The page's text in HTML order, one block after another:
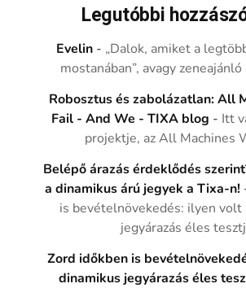
Legutóbbi
Evelin - „Dalok, amiket a
mostanában”, avagy
Robosztus és zabolázatlan: All
Fail - And We - TIXA blog - Itt
projektje, az All Machines
Belépő árazás érdeklődés
a dinamikus árú jegyek a Tixa-n!
is bevételnövekedés: ilyen volt
jegyárazás éles
Zord időkben is
dinamikus jegyárazás éles